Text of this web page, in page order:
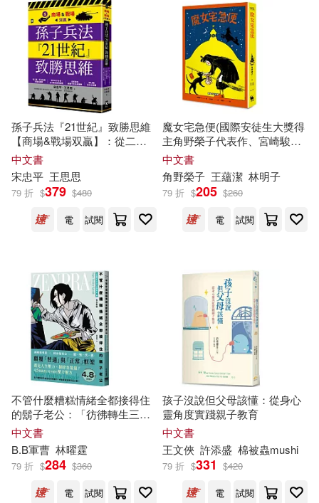
莫里斯．盧布朗(2) 董潔(2)
蔚海(2) 蔡蕙憶(橘子)(2)
藤枝真奈(2)
角名つむぎ(2) 許添盛(2)
賀蕾(2) 赤坂アカ(2)
趙勳達(2) 逆霧(2)
郭妮(2)
金智恩(2)
雍．理查茲(2)
顏瑜(2) 馬克．吐溫(2)
馮絲瓦茲‧多爾多(2)
駱昭東(2) 鯨向海(2)
人民衛生出版社(1) 今周刊(1)
仲間出版(1)
光明日報出版社(1)
典藏藝術家庭(1) 典藏閣(1)
凡識書屋(1) 前程文化(1)
千魚娛樂(1)
南海出版公司(1)
南與北文化(1) 博思智庫(1)
印刻(1) 台灣國際研究學會(1)
台灣廣廈(1) 台灣東方(1)
孫子兵法『21世紀』致勝思維
【商場&戰場双贏】：從二
戰、石油危機到俄烏戰爭，從
SWOT分析、五力模式到情報
戰，全新視角解讀千年兵家勝
典【附13幅兵法心智圖】
中文書
宋忠平 王思思
79 折 $379 $480
電
試閱
魔女宅急便(國際安徒生大獎得
主角野榮子代表作、宮崎駿經
典動畫原著)
中文書
角野榮子 王蘊潔 林明子
79 折 $205 $260
電
試閱
不管什麼糟糕情緒全都接得住
的鬍子老公：「彷彿轉生三次
的犯規角色」篇
中文書
B.B軍曹 林曜霆
79 折 $284 $360
電
試閱
孩子沒說但父母該懂：從身心
靈角度實踐親子教育
中文書
王文俠 許添盛 棉被蟲mushi
79 折 $331 $420
電
試閱